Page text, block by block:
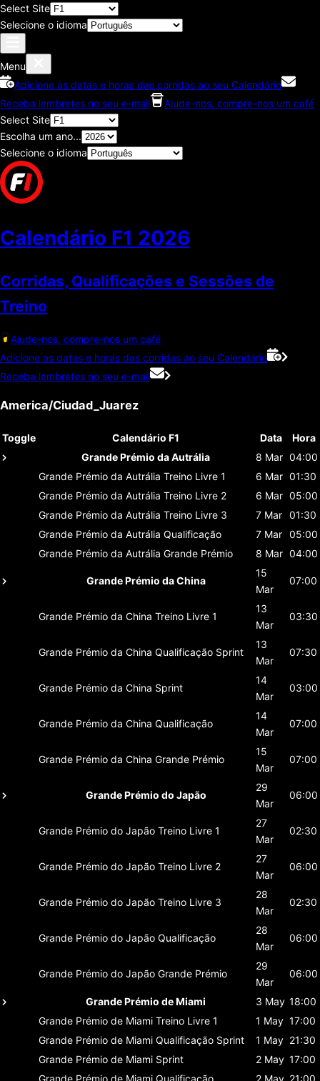
Select Site
Selecione o idioma
Menu
Adicione as datas e horas das corridas ao seu Calendário
Receba lembretes no seu e-mail
Ajude-nos, compre-nos um café
Select Site
Escolha um ano...
Selecione o idioma
Calendário F1 2026
Corridas, Qualificações e Sessões de
Treino
Ajude-nos, compre-nos um café
Adicione as datas e horas das corridas ao seu Calendário
Receba lembretes no seu e-mail
America/Ciudad_Juarez
Toggle Calendário F1 Data
Hora
Grande Prémio da Autrália
8 Mar 04:00
Grande Prémio da Autrália Treino Livre 1 6 Mar 01:30
Grande Prémio da Autrália Treino Livre 2 6 Mar 05:00
Grande Prémio da Autrália Treino Livre 3 7 Mar 01:30
Grande Prémio da Autrália Qualificação 7 Mar 05:00
Grande Prémio da Autrália Grande Prémio 8 Mar 04:00
Grande Prémio da China
15
Mar
07:00
Grande Prémio da China Treino Livre 1
13
Mar
03:30
Grande Prémio da China Qualificação Sprint
13
Mar
07:30
Grande Prémio da China Sprint
14
Mar
03:00
Grande Prémio da China Qualificação
14
Mar
07:00
Grande Prémio da China Grande Prémio
15
Mar
07:00
Grande Prémio do Japão
29
Mar
06:00
Grande Prémio do Japão Treino Livre 1
27
Mar
02:30
Grande Prémio do Japão Treino Livre 2
27
Mar
06:00
Grande Prémio do Japão Treino Livre 3
28
Mar
02:30
Grande Prémio do Japão Qualificação
28
Mar
06:00
Grande Prémio do Japão Grande Prémio
29
Mar
06:00
Grande Prémio de Miami 3 May 18:00
Grande Prémio de Miami Treino Livre 1 1 May 17:00
Grande Prémio de Miami Qualificação Sprint 1 May 21:30
Grande Prémio de Miami Sprint 2 May 17:00
Grande Prémio de Miami Qualificação 2 May 21:00